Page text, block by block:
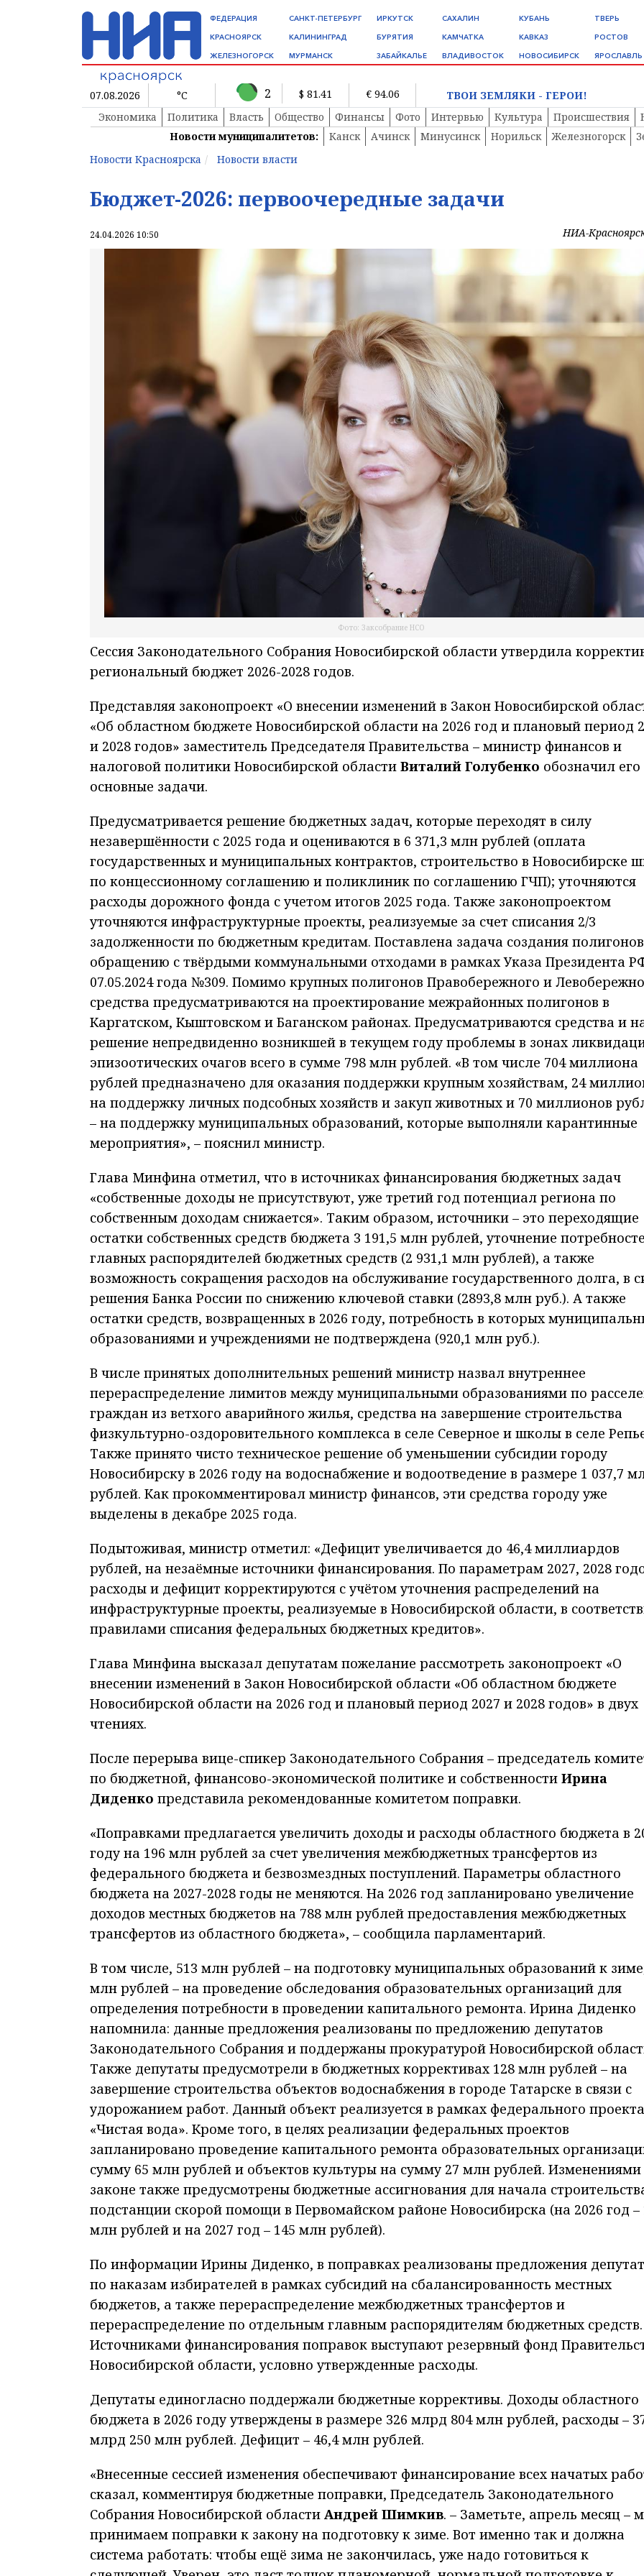
ФЕДЕРАЦИЯ
КРАСНОЯРСК
ЖЕЛЕЗНОГОРСК
САНКТ-ПЕТЕРБУРГ
КАЛИНИНГРАД
МУРМАНСК
ИРКУТСК
БУРЯТИЯ
ЗАБАЙКАЛЬЕ
САХАЛИН
КАМЧАТКА
ВЛАДИВОСТОК
КУБАНЬ
КАВКАЗ
НОВОСИБИРСК
ТВЕРЬ
РОСТОВ
ЯРОСЛАВЛЬ
07.08.2026 °C 2 $ 81.41 € 94.06
ТВОИ ЗЕМЛЯКИ - ГЕРОИ!
Экономика
Политика Власть Общество Финансы Фото Интервью Культура Происшествия
Новости муниципалитетов:
Канск Ачинск Минусинск Норильск Железногорск
Новости Красноярска
Новости власти
Бюджет-2026: первоочередные задачи
24.04.2026 10:50 НИА-
Фото: Заксобрание НСО
Сессия Законодательного Собрания Новосибирской области утвердила
региональный бюджет 2026-2028 годов.
Представляя законопроект «О внесении изменений в Закон Новосибирской
«Об областном бюджете Новосибирской области на 2026 год и плановый период
и 2028 годов» заместитель Председателя Правительства – министр финансов и
налоговой политики Новосибирской области Виталий Голубенко обозначил его
основные задачи.
Предусматривается решение бюджетных задач, которые переходят в силу
незавершённости с 2025 года и оцениваются в 6 371,3 млн рублей (оплата
государственных и муниципальных контрактов, строительство в Новосибирске
по концессионному соглашению и поликлиник по соглашению ГЧП); уточняются
расходы дорожного фонда с учетом итогов 2025 года. Также законопроектом
уточняются инфраструктурные проекты, реализуемые за счет списания 2/3
задолженности по бюджетным кредитам. Поставлена задача создания
обращению с твёрдыми коммунальными отходами в рамках Указа Президента
07.05.2024 года №309. Помимо крупных полигонов Правобережного и
средства предусматриваются на проектирование межрайонных полигонов в
Каргатском, Кыштовском и Баганском районах. Предусматриваются средства и
решение непредвиденно возникшей в текущем году проблемы в зонах
эпизоотических очагов всего в сумме 798 млн рублей. «В том числе 704 миллиона
рублей предназначено для оказания поддержки крупным хозяйствам, 24
на поддержку личных подсобных хозяйств и закуп животных и 70 миллионов
– на поддержку муниципальных образований, которые выполняли карантинные
мероприятия», – пояснил министр.
Глава Минфина отметил, что в источниках финансирования бюджетных задач
«собственные доходы не присутствуют, уже третий год потенциал региона по
собственным доходам снижается». Таким образом, источники – это переходящие
остатки собственных средств бюджета 3 191,5 млн рублей, уточнение
главных распорядителей бюджетных средств (2 931,1 млн рублей), а также
возможность сокращения расходов на обслуживание государственного долга, в
решения Банка России по снижению ключевой ставки (2893,8 млн руб.). А также
остатки средств, возвращенных в 2026 году, потребность в которых
образованиями и учреждениями не подтверждена (920,1 млн руб.).
В числе принятых дополнительных решений министр назвал внутреннее
перераспределение лимитов между муниципальными образованиями по
граждан из ветхого аварийного жилья, средства на завершение строительства
физкультурно-оздоровительного комплекса в селе Северное и школы в селе
Также принято чисто техническое решение об уменьшении субсидии городу
Новосибирску в 2026 году на водоснабжение и водоотведение в размере 1 037,7
рублей. Как прокомментировал министр финансов, эти средства городу уже
выделены в декабре 2025 года.
Подытоживая, министр отметил: «Дефицит увеличивается до 46,4 миллиардов
рублей, на незаёмные источники финансирования. По параметрам 2027, 2028
расходы и дефицит корректируются с учётом уточнения распределений на
инфраструктурные проекты, реализуемые в Новосибирской области, в
правилами списания федеральных бюджетных кредитов».
Глава Минфина высказал депутатам пожелание рассмотреть законопроект «О
внесении изменений в Закон Новосибирской области «Об областном бюджете
Новосибирской области на 2026 год и плановый период 2027 и 2028 годов» в двух
чтениях.
После перерыва вице-спикер Законодательного Собрания – председатель
по бюджетной, финансово-экономической политике и собственности Ирина
Диденко представила рекомендованные комитетом поправки.
«Поправками предлагается увеличить доходы и расходы областного бюджета в
году на 196 млн рублей за счет увеличения межбюджетных трансфертов из
федерального бюджета и безвозмездных поступлений. Параметры областного
бюджета на 2027-2028 годы не меняются. На 2026 год запланировано увеличение
доходов местных бюджетов на 788 млн рублей предоставления межбюджетных
трансфертов из областного бюджета», – сообщила парламентарий.
В том числе, 513 млн рублей – на подготовку муниципальных образований к
млн рублей – на проведение обследования образовательных организаций для
определения потребности в проведении капитального ремонта. Ирина Диденко
напомнила: данные предложения реализованы по предложению депутатов
Законодательного Собрания и поддержаны прокуратурой Новосибирской
Также депутаты предусмотрели в бюджетных коррективах 128 млн рублей – на
завершение строительства объектов водоснабжения в городе Татарске в связи с
удорожанием работ. Данный объект реализуется в рамках федерального проекта
«Чистая вода». Кроме того, в целях реализации федеральных проектов
запланировано проведение капитального ремонта образовательных
сумму 65 млн рублей и объектов культуры на сумму 27 млн рублей. Изменениями
законе также предусмотрены бюджетные ассигнования для начала
подстанции скорой помощи в Первомайском районе Новосибирска (на 2026 год –
млн рублей и на 2027 год – 145 млн рублей).
По информации Ирины Диденко, в поправках реализованы предложения
по наказам избирателей в рамках субсидий на сбалансированность местных
бюджетов, а также перераспределение межбюджетных трансфертов и
перераспределение по отдельным главным распорядителям бюджетных средств.
Источниками финансирования поправок выступают резервный фонд
Новосибирской области, условно утвержденные расходы.
Депутаты единогласно поддержали бюджетные коррективы. Доходы областного
бюджета в 2026 году утверждены в размере 326 млрд 804 млн рублей, расходы –
млрд 250 млн рублей. Дефицит – 46,4 млн рублей.
«Внесенные сессией изменения обеспечивают финансирование всех начатых
сказал, комментируя бюджетные поправки, Председатель Законодательного
Собрания Новосибирской области Андрей Шимкив. – Заметьте, апрель месяц –
принимаем поправки к закону на подготовку к зиме. Вот именно так и должна
система работать: чтобы ещё зима не закончилась, уже надо готовиться к